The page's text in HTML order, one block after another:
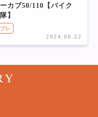
カブ50/110【バイク
】
レ
2024.08.22